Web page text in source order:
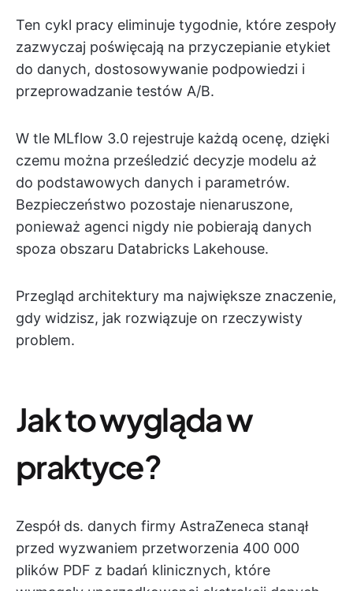
Ten cykl pracy eliminuje tygodnie, które zespoły
zazwyczaj poświęcają na przyczepianie etykiet
do danych, dostosowywanie podpowiedzi i
przeprowadzanie testów A/B.
W tle MLflow 3.0 rejestruje każdą ocenę, dzięki
czemu można prześledzić decyzje modelu aż
do podstawowych danych i parametrów.
Bezpieczeństwo pozostaje nienaruszone,
ponieważ agenci nigdy nie pobierają danych
spoza obszaru Databricks Lakehouse.
Przegląd architektury ma największe znaczenie,
gdy widzisz, jak rozwiązuje on rzeczywisty
problem.
Jak to wygląda w
praktyce?
Zespół ds. danych firmy AstraZeneca stanął
przed wyzwaniem przetworzenia 400 000
plików PDF z badań klinicznych, które